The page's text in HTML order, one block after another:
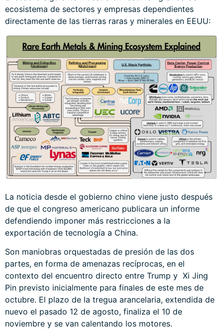
ecosistema de sectores y empresas dependientes
directamente de las tierras raras y minerales en EEUU:
La noticia desde el gobierno chino viene justo después
de que el congreso americano publicara un informe
defendiendo imponer más restricciones a la
exportación de tecnología a China.
Son maniobras orquestadas de presión de las dos
partes, en forma de amenazas recíprocas, en el
contexto del encuentro directo entre Trump y Xi Jing
Pin previsto inicialmente para finales de este mes de
octubre. El plazo de la tregua arancelaria, extendida de
nuevo el pasado 12 de agosto, finaliza el 10 de
noviembre y se van calentando los motores.